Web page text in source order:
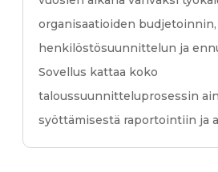
organisaatioiden budjetoinnin,
henkilöstösuunnittelun ja
Sovellus kattaa koko
taloussuunnitteluprosessin
syöttämisestä raportointiin ja